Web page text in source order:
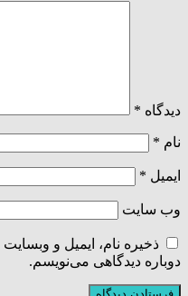
دیدگاه *
نام *
ایمیل *
وب‌ سایت
ذخیره نام، ایمیل و
دوباره دیدگاهی می‌نویسم.